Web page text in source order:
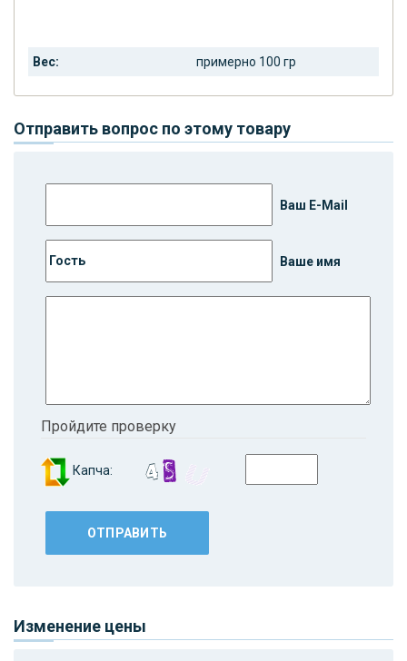
Вес: примерно 100 гр
Отправить вопрос по этому товару
Ваш E-Mail
Ваше имя
Пройдите проверку
Капча:
Изменение цены